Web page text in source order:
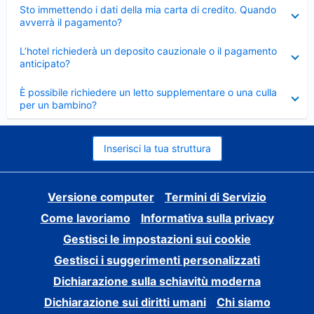
Sto immettendo i dati della mia carta di credito. Quando
avverrà il pagamento?
chiuso
L’hotel richiederà un deposito cauzionale o il pagamento
anticipato?
chiuso
È possibile richiedere un letto supplementare o una culla
per un bambino?
Elemento
chiuso
Inserisci la tua struttura
Versione computer
Termini di Servizio
Come lavoriamo
Informativa sulla privacy
Gestisci le impostazioni sui cookie
Gestisci i suggerimenti personalizzati
Dichiarazione sulla schiavitù moderna
Dichiarazione sui diritti umani
Chi siamo